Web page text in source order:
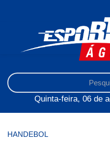
Quinta-feira, 06 de
HANDEBOL